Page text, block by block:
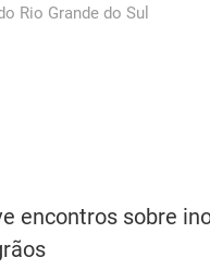
Rio Grande do Sul
encontros sobre